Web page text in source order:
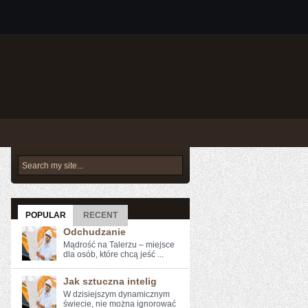
POPULAR RECENT
Odchudzanie
Mądrość na Talerzu – miejsce
dla osób, które chcą jeść ...
Jak sztuczna intelig
W dzisiejszym dynamicznym
świecie, ​nie można​ ignorować